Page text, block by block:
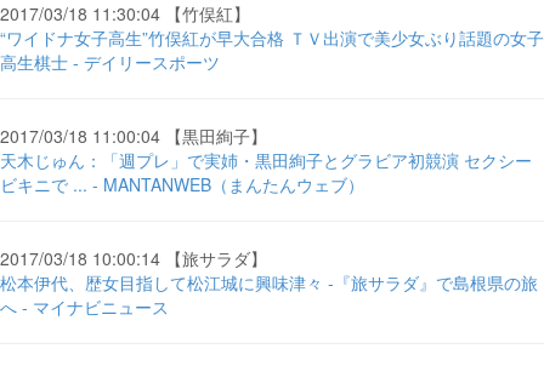
2017/03/18 11:30:04 【竹俣紅】
“ワイドナ女子高生”竹俣紅が早大合格 ＴＶ出演で美少女ぶり話題の女子
高生棋士 - デイリースポーツ
2017/03/18 11:00:04 【黒田絢子】
天木じゅん：「週プレ」で実姉・黒田絢子とグラビア初競演 セクシー
ビキニで ... - MANTANWEB（まんたんウェブ）
2017/03/18 10:00:14 【旅サラダ】
松本伊代、歴女目指して松江城に興味津々 -『旅サラダ』で島根県の旅
へ - マイナビニュース